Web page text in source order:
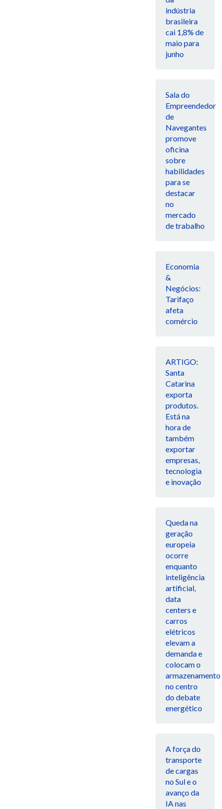
indústria
brasileira
cai 1,8% de
maio para
junho
Sala do
Empreendedor
de
Navegantes
promove
oficina
sobre
habilidades
para se
destacar
no
mercado
de trabalho
Economia
&
Negócios:
Tarifaço
afeta
comércio
ARTIGO:
Santa
Catarina
exporta
produtos.
Está na
hora de
também
exportar
empresas,
tecnologia
e inovação
Queda na
geração
europeia
ocorre
enquanto
inteligência
artificial,
data
centers e
carros
elétricos
elevam a
demanda e
colocam o
armazenamento
no centro
do debate
energético
A força do
transporte
de cargas
no Sul e o
avanço da
IA nas